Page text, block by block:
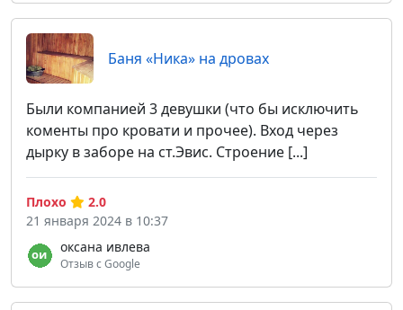
Баня «Ника» на дровах
Были компанией 3 девушки (что бы исключить
коменты про кровати и прочее). Вход через
дырку в заборе на ст.Эвис. Строение [...]
оксана ивлева
Отзыв с Google
Плохо
2.0
21 января 2024 в 10:37